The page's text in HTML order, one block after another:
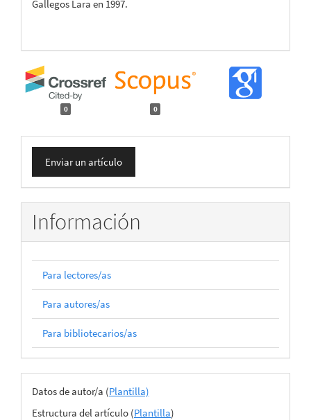
Gallegos Lara en 1997.
0 0
Enviar
un
artículo
Enviar un artículo
Información
Para lectores/as
Para autores/as
Para bibliotecarios/as
Archivos
Datos de autor/a (Plantilla)
Estructura del artículo (Plantilla)